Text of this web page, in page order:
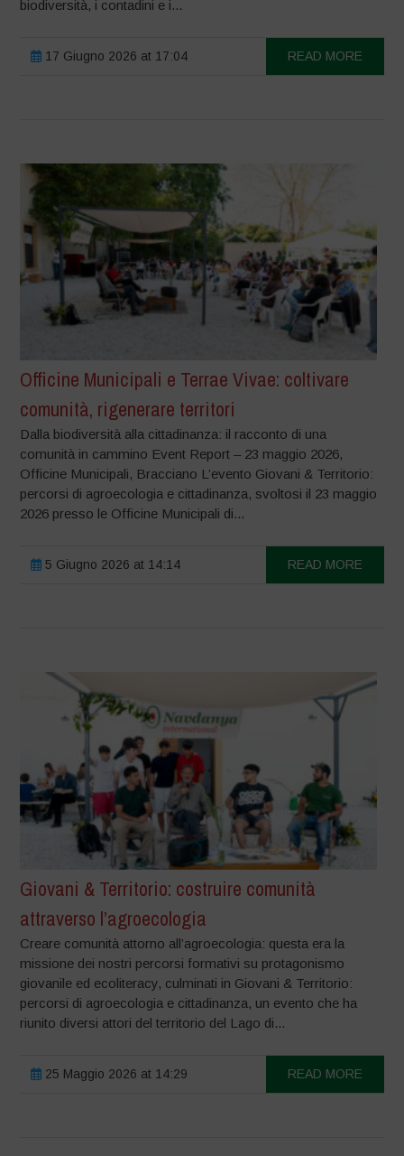
biodiversità, i contadini e i...
17 Giugno 2026 at 17:04 READ MORE
Officine Municipali e Terrae Vivae: coltivare
comunità, rigenerare territori
Dalla biodiversità alla cittadinanza: il racconto di una
comunità in cammino Event Report – 23 maggio 2026,
Officine Municipali, Bracciano L’evento Giovani & Territorio:
percorsi di agroecologia e cittadinanza, svoltosi il 23 maggio
2026 presso le Officine Municipali di...
5 Giugno 2026 at 14:14 READ MORE
Giovani & Territorio: costruire comunità
attraverso l’agroecologia
Creare comunità attorno all’agroecologia: questa era la
missione dei nostri percorsi formativi su protagonismo
giovanile ed ecoliteracy, culminati in Giovani & Territorio:
percorsi di agroecologia e cittadinanza, un evento che ha
riunito diversi attori del territorio del Lago di...
25 Maggio 2026 at 14:29 READ MORE